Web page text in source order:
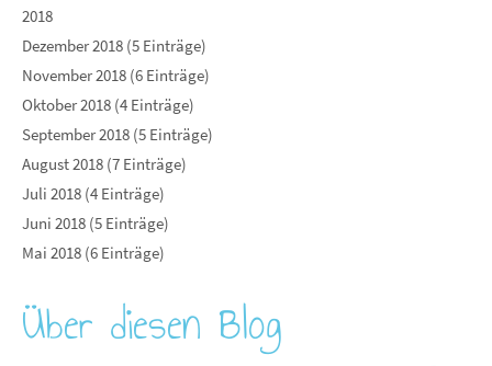
2018
Dezember 2018 (5 Einträge)
November 2018 (6 Einträge)
Oktober 2018 (4 Einträge)
September 2018 (5 Einträge)
August 2018 (7 Einträge)
Juli 2018 (4 Einträge)
Juni 2018 (5 Einträge)
Mai 2018 (6 Einträge)
Über diesen Blog